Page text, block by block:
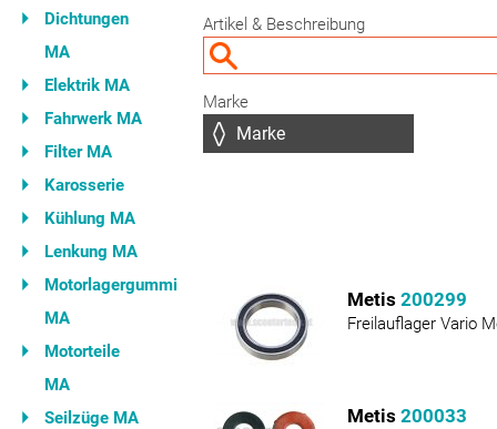
Dichtungen
MA
Elektrik MA
Fahrwerk MA
Filter MA
Karosserie
Kühlung MA
Lenkung MA
Motorlagergummi
MA
Motorteile
MA
Seilzüge MA
Artikel & Beschreibung
Marke
Metis 200299
Freilauflager Vario
Metis 200033